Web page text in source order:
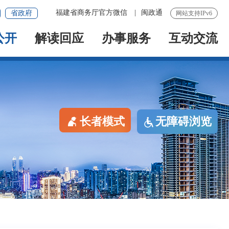
网站支持IPv6
福建省商务厅官方微信 闽政通
省政府
开 解读回应 办事服务 互动交流
长者模式 无障碍浏览